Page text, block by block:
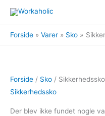
indholdet
Forside Varer Sko
Forside / Sko / Sikkerhedssko
Sikkerhedssko
Der blev ikke fundet nogle